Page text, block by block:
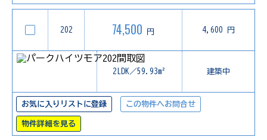
202 74,500 円 4,600 円
2LDK／59.93m² 建築中
お気に入りリストに登録 この物件へお問合せ
物件詳細を見る